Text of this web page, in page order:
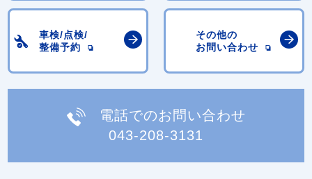
車検/点検/
整備予約
その他の
お問い合わせ
電話でのお問い合わせ
043-208-3131